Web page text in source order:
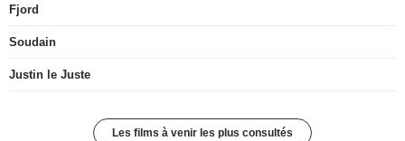
Fjord
Soudain
Justin le Juste
Les films à venir les plus consultés